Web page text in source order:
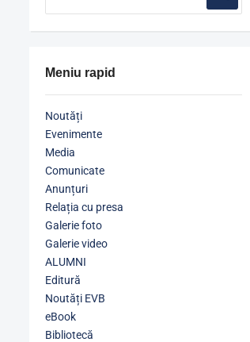
Meniu rapid
Noutăți
Evenimente
Media
Comunicate
Anunțuri
Relația cu presa
Galerie foto
Galerie video
ALUMNI
Editură
Noutăți EVB
eBook
Bibliotecă